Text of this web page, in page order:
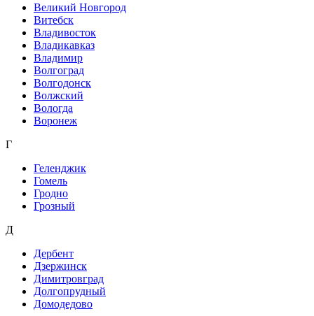
Великий Новгород
Витебск
Владивосток
Владикавказ
Владимир
Волгоград
Волгодонск
Волжский
Вологда
Воронеж
Г
Геленджик
Гомель
Гродно
Грозный
Д
Дербент
Дзержинск
Димитровград
Долгопрудный
Домодедово